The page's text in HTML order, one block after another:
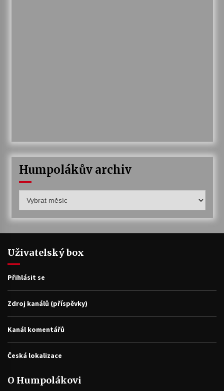
Humpolákův archiv
archiv
Uživatelský box
Přihlásit se
Zdroj kanálů (příspěvky)
Kanál komentářů
Česká lokalizace
O Humpolákovi